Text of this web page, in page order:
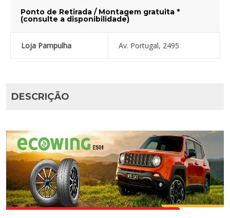
Ponto de Retirada / Montagem gratuita *
(consulte a disponibilidade)
Loja Pampulha Av. Portugal, 2495
DESCRIÇÃO